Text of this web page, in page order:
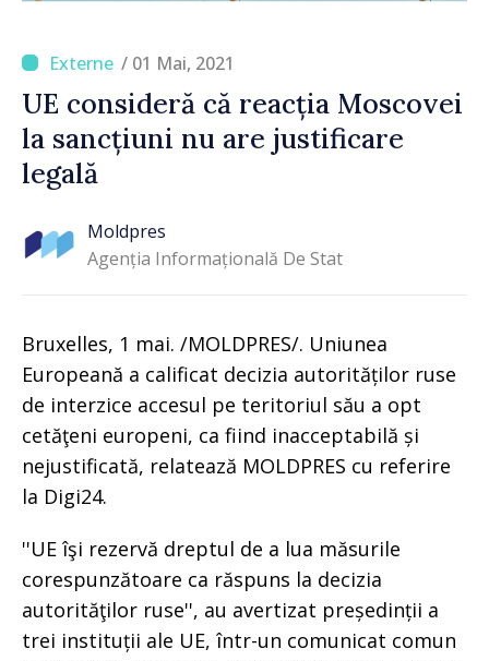
/ 01 Mai, 2021
UE consideră că reacția Moscovei
la sancțiuni nu are justificare
legală
Moldpres
Agenția Informațională De Stat
Bruxelles, 1 mai. /MOLDPRES/. Uniunea
Europeană a calificat decizia autorităților ruse
de interzice accesul pe teritoriul său a opt
cetăţeni europeni, ca fiind inacceptabilă și
nejustificată, relatează MOLDPRES cu referire
la Digi24.
''UE îşi rezervă dreptul de a lua măsurile
corespunzătoare ca răspuns la decizia
autorităţilor ruse'', au avertizat președinții a
trei instituții ale UE, într-un comunicat comun